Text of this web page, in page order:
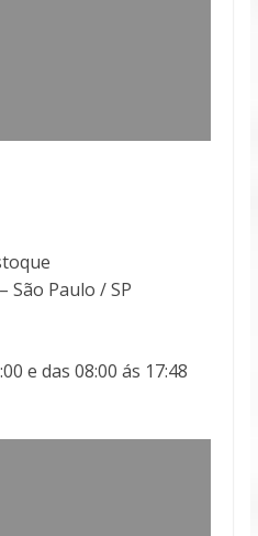
São Paulo / SP
e das 08:00 ás 17:48